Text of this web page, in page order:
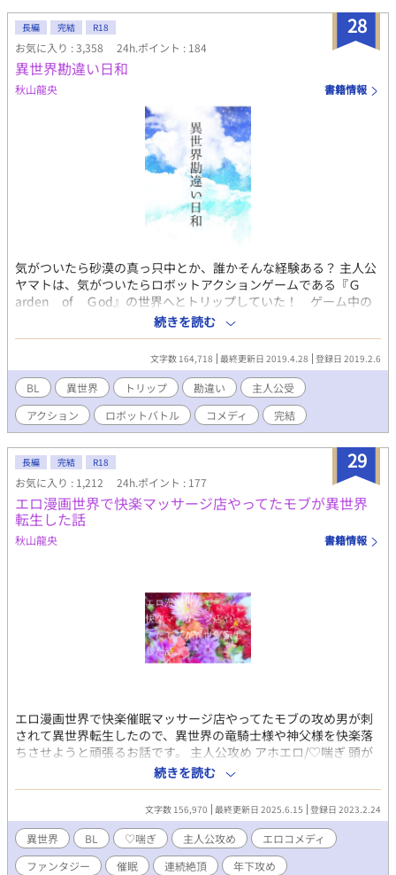
た孤独な人間の青年・秋山 彰は、感染症が猛威を振るう年末の
夜、銀色の長い髪を持つ美麗の淫魔王アルカシスによって淫魔界
に拉致されてしまう。困惑する彰はアルカシスと『性奴隷契約』
を強制的に結ばされ、異種族王との従属関係の下、従順な性奴隷
ーペットーとしての調教生活が始まる。人外への恐怖や性奴隷へ
の拒絶から当初彰はアルカシスに抵抗するが次第にアルカシスの
美しさと彼との調教生活に彰は心をアルカシスに依存させてい
く。アルカシスの性奴隷として彼に依存していく中、彰は自身が
神に選ばれた『魅惑の人』という特異体質であることを知り、神
の伴侶になるよう決断を迫られる。そしてアルカシス自身も『魅
惑の人』である彰を守り、伴侶として迎え入れることを決意し淫
魔から闘神へ昇格し二人は性奴隷ーペットと主ーという従僕から
伴侶ーパートナーーという関係に発展する。 淫魔界に帰還した二
人は、アルカシスの師である淫魔王カラマーゾフの簒奪事件に巻
き込まれながら伴侶としての絆を深め、彰自身伴侶としての自覚
が芽生えながら一人の意思を持つ人間として上位淫魔と対峙して
いく。先代淫魔王を母に、闘神を父に持つアルカシスは北に残さ
れた過去の遺産と決別するため一度追い詰めた北国随一の防御型
女淫魔イルマの居場所を特定するが...？ 2026年1月より文字数30
万字突破記念にてアルカシス×彰の質問コーナー①を公開しまし
た！本編と合わせてぜひご覧ください。
28
長編 完結 R18
お気に入り : 3,358 24h.ポイント : 184
異世界勘違い日和
秋山龍央 書籍情報
気がついたら砂漠の真っ只中とか、誰かそんな経験ある？ 主人公
ヤマトは、気がついたらロボットアクションゲームである『Ｇ
arden of Ｇod』の世界へとトリップしていた！ ゲーム中の
愛機である漆黒の機体『舞乙女』と共に……。 異世界に転移した
ヤマトは行き当たりばったりで行動をするも、それが思わぬ波紋
を世界に巻き起こしていき……？ 主人公受けの勘違いBLコメディ
です！
続きを読む
文字数 164,718 最終更新日 2019.4.28 登録日 2019.2.6
BL 異世界 トリップ 勘違い
主人公受
アクション
ロボットバトル コメディ 完結
29
長編 完結 R18
お気に入り : 1,212 24h.ポイント : 177
エロ漫画世界で快楽マッサージ店やってたモブが異世界
転生した話
秋山龍央 書籍情報
エロ漫画世界で快楽催眠マッサージ店やってたモブの攻め男が刺
されて異世界転生したので、異世界の竜騎士様や神父様を快楽落
ちさせようと頑張るお話です。 主人公攻め アホエロ/♡喘ぎ 頭が
悪いタイトルと頭が悪いあらすじからお分かりかと存じますが、
頭カラッポにして読むことをおすすめします！
続きを読む
文字数 156,970 最終更新日 2025.6.15 登録日 2023.2.24
異世界 BL ♡喘ぎ 主人公攻め
エロコメディ
ファンタジー
催眠 連続絶頂 年下攻め